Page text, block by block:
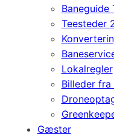
Baneguide
Teesteder
Lokalregler
Billeder fra
Gæster